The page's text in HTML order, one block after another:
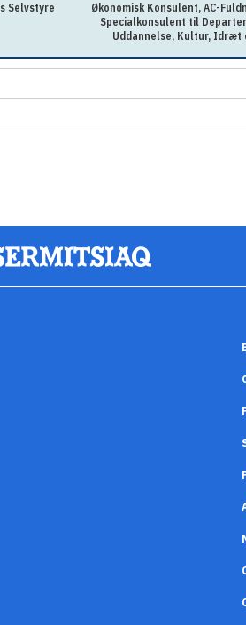
Selvstyre
Økonomisk Konsulent, AC-
Specialkonsulent til
Uddannelse, Kultur, Idræt